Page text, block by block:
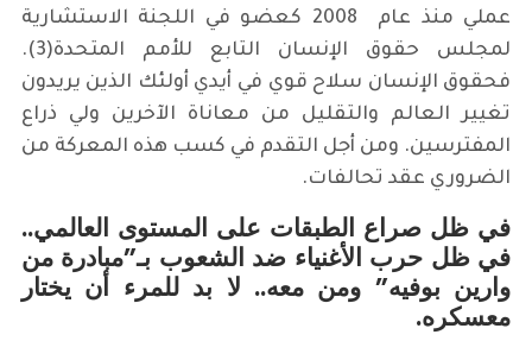
عملي منذ عام 2008 كعضو في اللجنة الاستشارية
لمجلس حقوق الإنسان التابع للأمم المتحدة(3).
فحقوق الإنسان سلاح قوي في أيدي أولئك الذين يريدون
تغيير العالم والتقليل من معاناة الآخرين ولي ذراع
المفترسين. ومن أجل التقدم في كسب هذه المعركة من
الضروري عقد تحالفات.
في ظل صراع الطبقات على المستوى العالمي..
في ظل حرب الأغنياء ضد الشعوب بـ”مبادرة من
وارين بوفيه” ومن معه.. لا بد للمرء أن يختار
معسكره.